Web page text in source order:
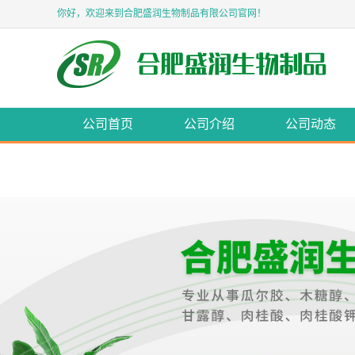
你好，欢迎来到合肥盛润生物制品有限公司官网！
公司首页 公司介绍 公司动态